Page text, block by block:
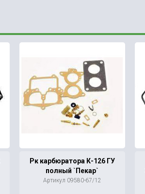
Рк карбюратора К-126 ГУ
полный `Пекар`
Артикул 09580-67/12